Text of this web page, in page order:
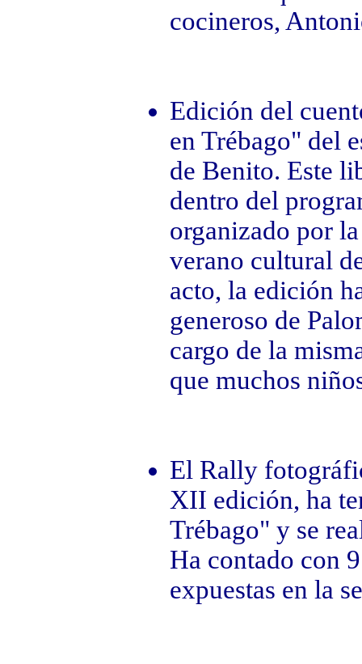
cocineros,
Edición del
en Trébago" del
de Benito. Este
dentro del
organizado por
verano cultural
acto, la edición
generoso de
cargo de la
que muchos
El Rally
XII edición, ha
Trébago" y se
Ha contado con
expuestas en la